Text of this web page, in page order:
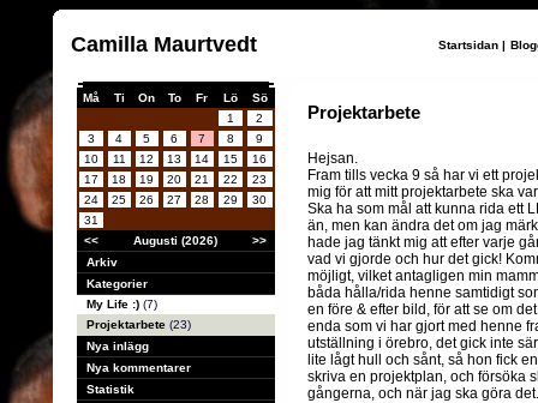
Camilla Maurtvedt Startsidan |
Må Ti On To Fr Lö
Sö
1
2
3
4 5 6 7 8
9
10
11 12 13 14 15
16
17
18 19 20 21 22
23
24
25 26 27 28 29
30
31
<<
Augusti (2026)
>>
Arkiv
Kategorier
My Life :) (7)
Projektarbete (23)
Nya inlägg
Nya kommentarer
Statistik
Projektarbete
Hejsan.
Fram tills vecka 9 så har vi ett
mig för att mitt projektarbete ska
Ska ha som mål att kunna rida ett
än, men kan ändra det om jag
hade jag tänkt mig att efter varje
vad vi gjorde och hur det gick!
möjligt, vilket antagligen min
båda hålla/rida henne samtidigt
en före & efter bild, för att se om
enda som vi har gjort med henne
utställning i örebro, det gick inte
lite lågt hull och sånt, så hon fick
skriva en projektplan, och försöka
gångerna, och när jag ska göra